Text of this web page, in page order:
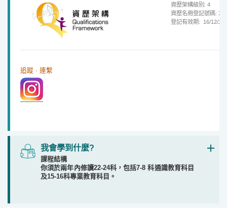
資歷架構級別: 4
資歷名冊登記號碼:
登記有效期: 16/12/
追蹤 · 連繫
我會學到什麼?
課程結構
你須於兩年內修讀22-24科，包括7-8 科通識教育科目
及15-16科專業教育科目。